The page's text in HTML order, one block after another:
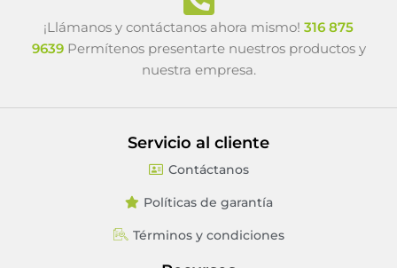
¡Llámanos y contáctanos ahora mismo! 316 875
9639Permítenos presentarte nuestros productos y
nuestra empresa.
Servicio al cliente
Contáctanos
Políticas de garantía
Términos y condiciones